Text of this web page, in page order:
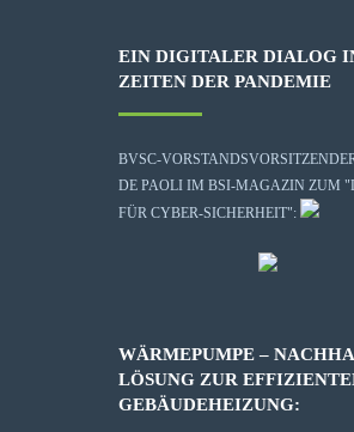
EIN DIGITALER DIALOG
ZEITEN DER PANDEMIE
BVSC-
DE PAOLI IM BSI-MAGAZIN ZUM
FÜR CYBER-SICHERHEIT":
WÄRMEPUMPE –
LÖSUNG ZUR
GEBÄUDEHEIZUNG: